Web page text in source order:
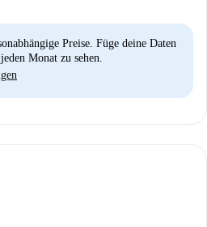
Preise. Füge deine Daten
Monat zu sehen.